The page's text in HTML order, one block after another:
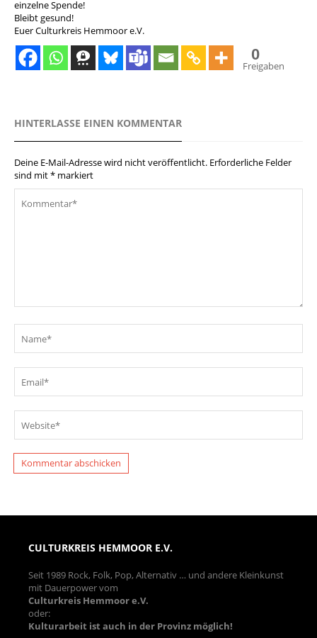
einzelne Spende!
Bleibt gesund!
Euer Culturkreis Hemmoor e.V.
0
Freigaben
HINTERLASSE EINEN KOMMENTAR
Deine E-Mail-Adresse wird nicht veröffentlicht. Erforderliche Felder
sind mit* markiert
CULTURKREIS HEMMOOR E.V.
Seit 1989 Rock, Folk, Pop, Alternativ … und andere Kleinkunst
mit Dauerpower vom
Culturkreis Hemmoor e.V.
oder:
Kulturarbeit ist auch in der Provinz möglich!